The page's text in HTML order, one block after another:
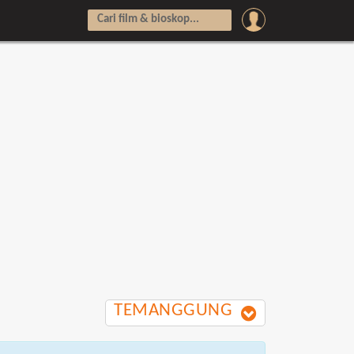
TEMANGGUNG